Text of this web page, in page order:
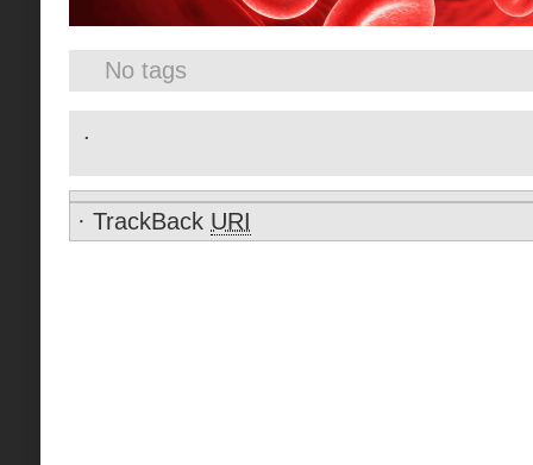
No tags
.
· TrackBack URI